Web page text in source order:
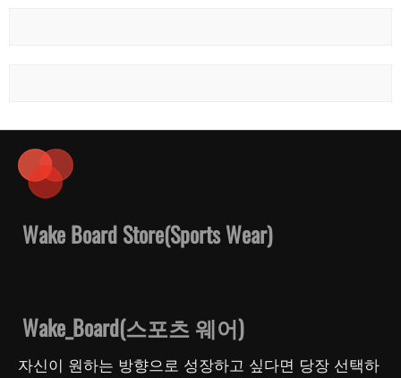
Wake Board Store(Sports Wear)
Wake_Board(스포츠 웨어)
자신이 원하는 방향으로 성장하고 싶다면 당장 선택하